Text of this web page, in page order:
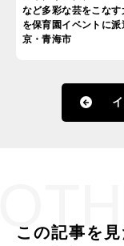
など多彩な芸をこなす
を保育園イベントに
京・青海市
この記事を